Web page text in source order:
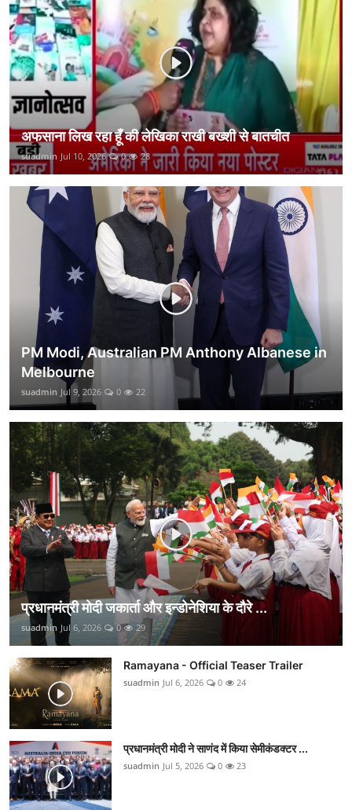
कानून
राजनीति
वीडियो
अफसाना लिख रहा हूँ की लेखिका राखी बख्शी से बातचीत
suadmin Jul 10, 2026 0 28
PM Modi, Australian PM Anthony Albanese in
Melbourne
suadmin Jul 9, 2026 0 22
प्रधानमंत्री मोदी जकार्ता और इन्डोनेशिया के दौरे ...
suadmin Jul 6, 2026 0 29
Ramayana - Official Teaser Trailer
suadmin Jul 6, 2026 0 24
प्रधानमंत्री मोदी ने साणंद में किया सेमीकंडक्टर ...
suadmin Jul 5, 2026 0 23